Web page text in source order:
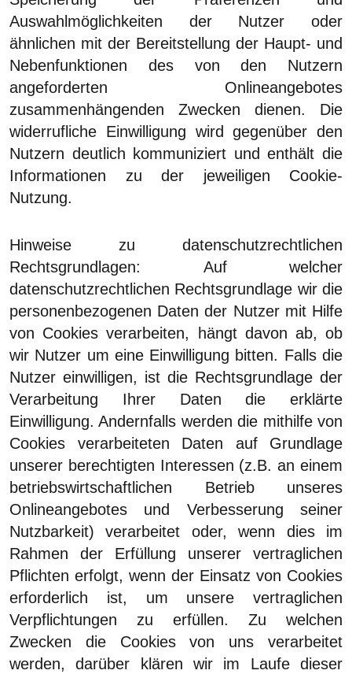
Auswahlmöglichkeiten der Nutzer oder
ähnlichen mit der Bereitstellung der Haupt- und
Nebenfunktionen des von den Nutzern
angeforderten Onlineangebotes
zusammenhängenden Zwecken dienen. Die
widerrufliche Einwilligung wird gegenüber den
Nutzern deutlich kommuniziert und enthält die
Informationen zu der jeweiligen Cookie-
Nutzung.
Hinweise zu datenschutzrechtlichen
Rechtsgrundlagen: Auf welcher
datenschutzrechtlichen Rechtsgrundlage wir die
personenbezogenen Daten der Nutzer mit Hilfe
von Cookies verarbeiten, hängt davon ab, ob
wir Nutzer um eine Einwilligung bitten. Falls die
Nutzer einwilligen, ist die Rechtsgrundlage der
Verarbeitung Ihrer Daten die erklärte
Einwilligung. Andernfalls werden die mithilfe von
Cookies verarbeiteten Daten auf Grundlage
unserer berechtigten Interessen (z.B. an einem
betriebswirtschaftlichen Betrieb unseres
Onlineangebotes und Verbesserung seiner
Nutzbarkeit) verarbeitet oder, wenn dies im
Rahmen der Erfüllung unserer vertraglichen
Pflichten erfolgt, wenn der Einsatz von Cookies
erforderlich ist, um unsere vertraglichen
Verpflichtungen zu erfüllen. Zu welchen
Zwecken die Cookies von uns verarbeitet
werden, darüber klären wir im Laufe dieser